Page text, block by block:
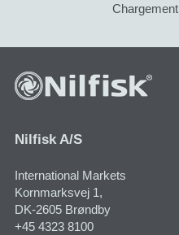
Nilfisk A/S
International Markets
Kornmarksvej 1​,
DK-2605 Brøndby
+45 4323 8100